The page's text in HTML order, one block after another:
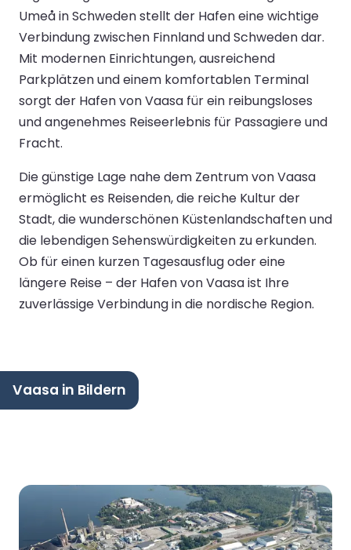
Umeå in Schweden stellt der Hafen eine wichtige
Verbindung zwischen Finnland und Schweden dar.
Mit modernen Einrichtungen, ausreichend
Parkplätzen und einem komfortablen Terminal
sorgt der Hafen von Vaasa für ein reibungsloses
und angenehmes Reiseerlebnis für Passagiere und
Fracht.
Die günstige Lage nahe dem Zentrum von Vaasa
ermöglicht es Reisenden, die reiche Kultur der
Stadt, die wunderschönen Küstenlandschaften und
die lebendigen Sehenswürdigkeiten zu erkunden.
Ob für einen kurzen Tagesausflug oder eine
längere Reise – der Hafen von Vaasa ist Ihre
zuverlässige Verbindung in die nordische Region.
Vaasa in Bildern